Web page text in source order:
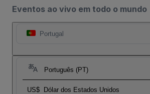
Eventos ao vivo em todo o mundo
Portugal
Português (PT)
US$ Dólar dos Estados Unidos